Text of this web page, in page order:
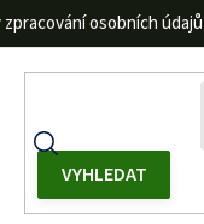
zpracování osobních údajů